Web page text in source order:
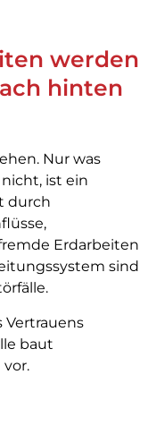
werden
hinten
Nur was
ist ein
durch
Erdarbeiten
sind
baut